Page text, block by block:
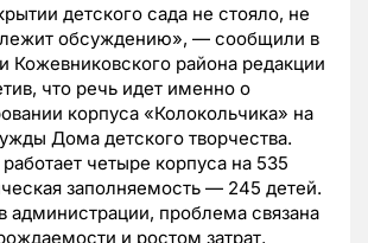
детского сада не стояло, не
обсуждению», — сообщили в
Кожевниковского района редакции
что речь идет именно о
корпуса «Колокольчика» на
Дома детского творчества.
четыре корпуса на 535
заполняемость — 245 детей.
администрации, проблема связана
и ростом затрат,